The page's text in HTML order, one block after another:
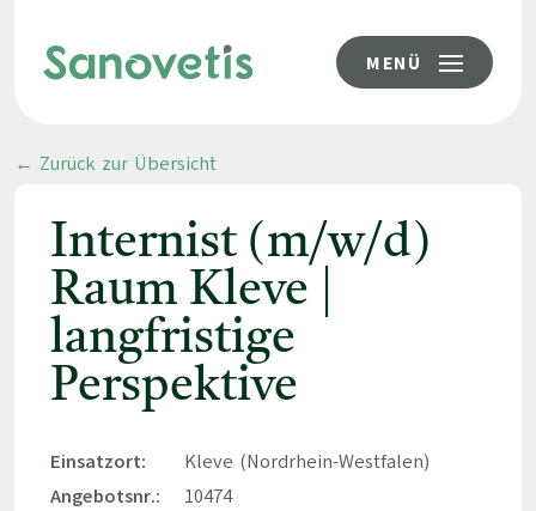
MENÜ
← Zurück zur Übersicht
Internist (m/w/d)
Raum Kleve |
langfristige
Perspektive
Einsatzort:
Kleve (Nordrhein-Westfalen)
Angebotsnr.:
10474